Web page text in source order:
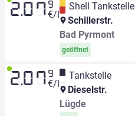
2.07 9
€/l
Shell Tankstelle
Schillerstr.
Bad Pyrmont
geöffnet
2.07 9
€/l
Tankstelle
Dieselstr.
Lügde